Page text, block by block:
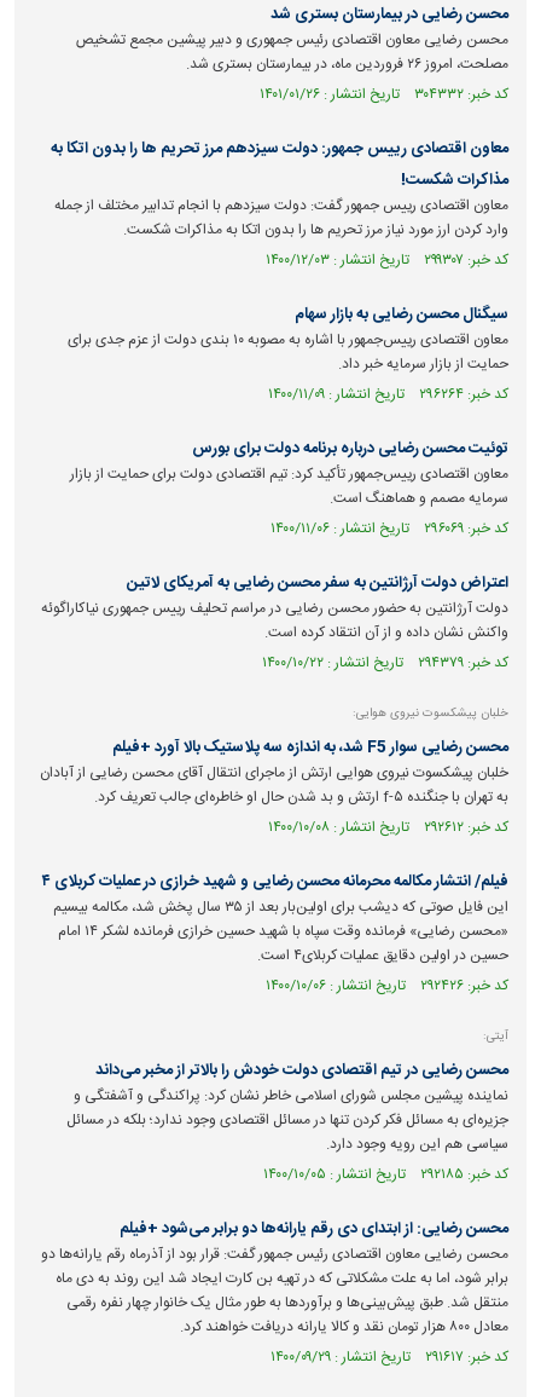
محسن رضایی در بیمارستان بستری شد
محسن رضایی معاون اقتصادی رئیس جمهوری و دبیر پیشین مجمع تشخیص
مصلحت، امروز ۲۶ فروردین ماه، در بیمارستان بستری شد.
کد خبر: ۳۰۴۳۳۲ تاریخ انتشار : ۱۴۰۱/۰۱/۲۶
معاون اقتصادی رییس جمهور: دولت سیزدهم مرز تحریم ها را بدون اتکا به
مذاکرات شکست!
معاون اقتصادی رییس جمهور گفت: دولت سیزدهم با انجام تدابیر مختلف از جمله
وارد کردن ارز مورد نیاز مرز تحریم ها را بدون اتکا به مذاکرات شکست.
کد خبر: ۲۹۹۳۰۷ تاریخ انتشار : ۱۴۰۰/۱۲/۰۳
سیگنال محسن رضایی به بازار سهام
معاون اقتصادی رییس‌جمهور با اشاره به ‏مصوبه ۱۰ بندی دولت از عزم جدی برای
حمایت از بازار سرمایه خبر داد.
کد خبر: ۲۹۶۲۶۴ تاریخ انتشار : ۱۴۰۰/۱۱/۰۹
توئیت محسن رضایی درباره برنامه دولت برای بورس
معاون اقتصادی رییس‌جمهور تأکید کرد: تیم اقتصادی دولت برای حمایت از بازار
سرمایه مصمم و هماهنگ است.
کد خبر: ۲۹۶۰۶۹ تاریخ انتشار : ۱۴۰۰/۱۱/۰۶
اعتراض دولت آرژانتین به سفر محسن رضایی به آمریکای لاتین
دولت آرژانتین به حضور محسن رضایی در مراسم تحلیف رییس جمهوری نیاکاراگوئه
واکنش نشان داده و از آن انتقاد کرده است.
کد خبر: ۲۹۴۳۷۹ تاریخ انتشار : ۱۴۰۰/۱۰/۲۲
خلبان پیشکسوت نیروی هوایی:
محسن رضایی سوار F5 شد، به اندازه سه پلاستیک بالا آورد +فیلم
خلبان پیشکسوت نیروی هوایی ارتش از ماجرای انتقال آقای محسن رضایی از آبادان
به تهران با جنگنده f-۵ ارتش و بد شدن حال او خاطره‌ای جالب تعریف کرد.
کد خبر: ۲۹۲۶۱۲ تاریخ انتشار : ۱۴۰۰/۱۰/۰۸
فیلم/ انتشار مکالمه محرمانه محسن رضایی و شهید خرازی در عملیات کربلای ۴
این فایل صوتی که دیشب برای اولین‌بار بعد از ۳۵ سال پخش شد، مکالمه بیسیم
«محسن رضایی» فرمانده وقت سپاه با شهید حسین خرازی فرمانده لشکر ۱۴ امام
حسین در اولین دقایق عملیات کربلای۴ است.
کد خبر: ۲۹۲۴۲۶ تاریخ انتشار : ۱۴۰۰/۱۰/۰۶
آیتی:
محسن رضایی در تیم اقتصادی دولت خودش را بالاتر از مخبر می‌داند
نماینده پیشین مجلس شورای اسلامی خاطر نشان کرد: پراکندگی و آشفتگی و
جزیره‌ای به مسائل فکر کردن تنها در مسائل اقتصادی وجود ندارد؛ بلکه در مسائل
سیاسی هم این رویه وجود دارد.
کد خبر: ۲۹۲۱۸۵ تاریخ انتشار : ۱۴۰۰/۱۰/۰۵
محسن رضایی: از ابتدای دی رقم یارانه‌ها دو برابر می‌شود +فیلم
محسن رضایی معاون اقتصادی رئیس جمهور گفت: قرار بود از آذرماه رقم یارانه‌ها دو
برابر شود، اما به علت مشکلاتی که در تهیه بن کارت ایجاد شد این روند به دی ماه
منتقل شد. طبق پیش‌بینی‌ها و برآورد‌ها به طور مثال یک خانوار چهار نفره رقمی
معادل ۸۰۰ هزار تومان نقد و کالا یارانه دریافت خواهند کرد.
کد خبر: ۲۹۱۶۱۷ تاریخ انتشار : ۱۴۰۰/۰۹/۲۹